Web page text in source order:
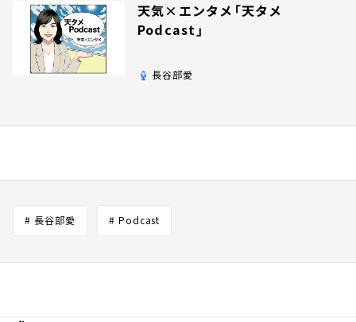
天気×エンタメ「天タメ
Podcast」
長谷部愛
# 長谷部愛 # Podcast